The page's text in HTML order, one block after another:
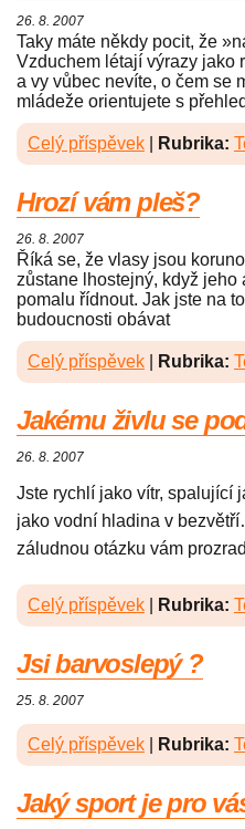
26. 8. 2007
Taky máte někdy pocit, že
Vzduchem létají výrazy jako
a vy vůbec nevíte, o čem se
mládeže orientujete s
Celý příspěvek Rubrika:
Hrozí vám pleš?
26. 8. 2007
Říká se, že vlasy jsou
zůstane lhostejný, když jeho
pomalu řídnout. Jak jste na
budoucnosti obávat
Celý příspěvek Rubrika:
Jakému živlu se
26. 8. 2007
Jste rychlí jako vítr, spalující
jako vodní hladina v
záludnou otázku vám
Celý příspěvek Rubrika:
Jsi barvoslepý ?
25. 8. 2007
Celý příspěvek Rubrika:
Jaký sport je pro